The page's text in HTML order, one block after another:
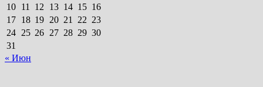
10 11 12 13 14 15 16
17 18 19 20 21 22 23
24 25 26 27 28 29 30
31
« Июн